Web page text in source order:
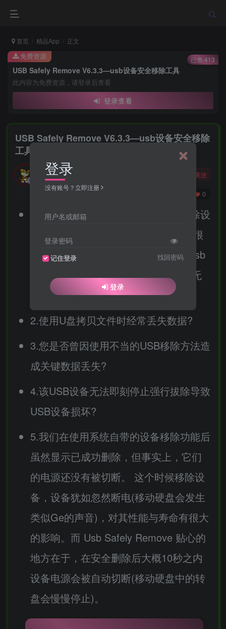
首页 精品App 正文
USB Safely Remove V6.3.3—usb设备安全移除工具
此内容为免费资源，请登录后查看
登录查看
免费资源 已售 413
USB Safely Remove V6.3.3—usb设备安全移除
工具
勇敢的大野狼
酒醒只在花前坐，酒醉还来花下眠。
关注
0
1.您是否曾遇到Windows不允许您删除设
备的情况?想安全移除usb设备但等了很
久用不能正常移除，windows自带的usb
设备移除工具移除USB设备的时候都无
法正常移除怎么办?
2.使用U盘拷贝文件时经常丢失数据?
3.您是否曾因使用不当的USB移除方法造
成关键数据丢失?
4.该USB设备无法即刻停止强行拔除导致
USB设备损坏?
5.我们在使用系统自带的设备移除功能后
虽然显示已成功删除，但事实上，它们
的电源还没有被切断。 这个时候移除设
备，设备犹如忽然断电(移动硬盘会发生
类似Ge的声音)，对其性能与寿命有很大
的影响。而 Usb Safely Remove 贴心的
地方在于，在安全删除后大概10秒之内
设备电源会被自动切断(移动硬盘中的转
盘会慢慢停止)。
登录
没有账号？立即注册
用户名或邮箱
登录密码
记住登录 找回密码
登录